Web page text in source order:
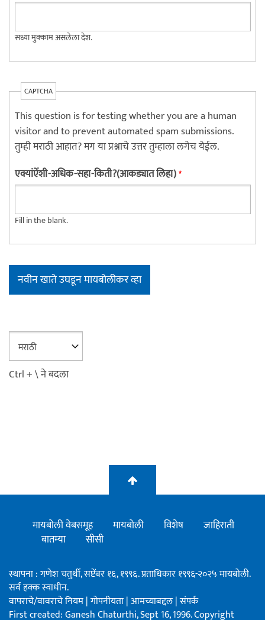
सध्या मुक्काम असलेला देश.
CAPTCHA
This question is for testing whether you are a human
visitor and to prevent automated spam submissions.
तुम्ही मराठी आहात? मग या प्रश्नाचे उत्तर तुम्हाला लगेच येईल.
एक्यांऐंशी-अधिक-सहा-किती?(आकड्यात लिहा)*
Fill in the blank.
Ctrl + \ ने बदला
मायबोली वेबसमूह मायबोली विशेष
जाहिराती
बातम्या
सीसी
स्थापना : गणेश चतुर्थी, सप्टेंबर १६, १९९६. प्रताधिकार १९९६-२०२५ मायबोली.
सर्व हक्क स्वाधीन.
वापराचे/वावराचे नियम|गोपनीयता|आमच्याबद्दल|संपर्क
First created: Ganesh Chaturthi, Sept 16, 1996. Copyright